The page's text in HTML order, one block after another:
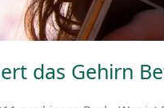
das Gehirn